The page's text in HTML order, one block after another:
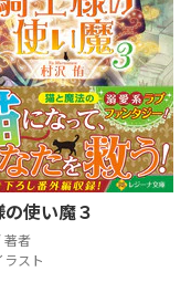
使い魔３
著者
ラスト